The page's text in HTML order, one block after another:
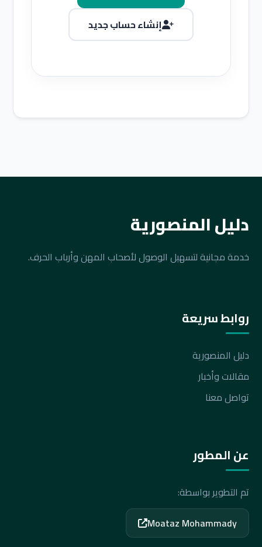
إنشاء حساب جديد
دليل المنصورية
خدمة مجانية لتسهيل الوصول لأصحاب المهن وأرباب الحرف.
روابط سريعة
دليل المنصورية
مقالات وأخبار
تواصل معنا
عن المطور
تم التطوير بواسطة:
Moataz Mohammady